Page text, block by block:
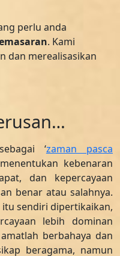
perlu anda
. Kami
dan merealisasikan
‘zaman pasca
kebenaran
dan kepercayaan
benar atau salahnya.
sendiri dipertikaikan,
lebih dominan
berbahaya dan
beragama, namun